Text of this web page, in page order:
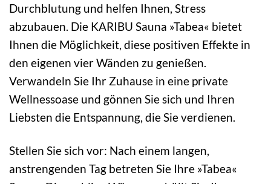
Durchblutung und helfen Ihnen, Stress
abzubauen. Die KARIBU Sauna »Tabea« bietet
Ihnen die Möglichkeit, diese positiven Effekte in
den eigenen vier Wänden zu genießen.
Verwandeln Sie Ihr Zuhause in eine private
Wellnessoase und gönnen Sie sich und Ihren
Liebsten die Entspannung, die Sie verdienen.
Stellen Sie sich vor: Nach einem langen,
anstrengenden Tag betreten Sie Ihre »Tabea«